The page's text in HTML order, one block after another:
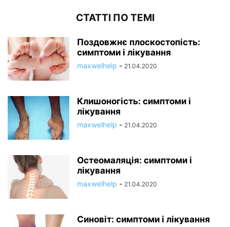
СТАТТІ ПО ТЕМІ
Поздовжнє плоскостопість:
симптоми і лікування
maxwelhelp - 21.04.2020
Клишоногість: симптоми і
лікування
maxwelhelp - 21.04.2020
Остеомаляція: симптоми і
лікування
maxwelhelp - 21.04.2020
Синовіт: симптоми і лікування